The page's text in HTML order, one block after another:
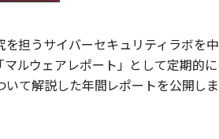
担うサイバーセキュリティラボを中
ルウェアレポート」として定期的に
て解説した年間レポートを公開しま